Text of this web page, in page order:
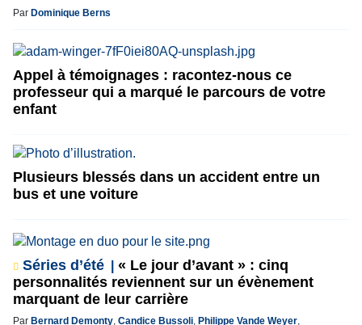
Par Dominique Berns
Appel à témoignages : racontez-nous ce
professeur qui a marqué le parcours de votre
enfant
Plusieurs blessés dans un accident entre un
bus et une voiture
Séries d’été
« Le jour d’avant » : cinq
personnalités reviennent sur un évènement
marquant de leur carrière
Par Bernard Demonty, Candice Bussoli, Philippe Vande Weyer,